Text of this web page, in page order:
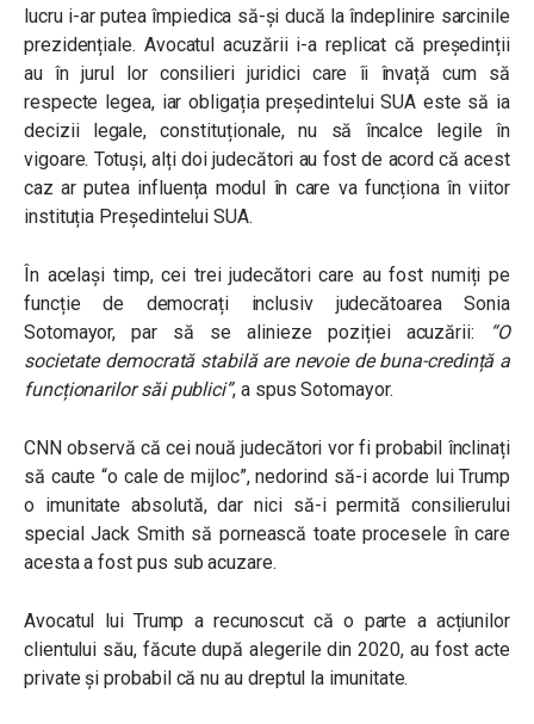
lucru i-ar putea împiedica să-și ducă la îndeplinire sarcinile
prezidențiale. Avocatul acuzării i-a replicat că președinții
au în jurul lor consilieri juridici care îi învață cum să
respecte legea, iar obligația președintelui SUA este să ia
decizii legale, constituționale, nu să încalce legile în
vigoare. Totuși, alți doi judecători au fost de acord că acest
caz ar putea influența modul în care va funcționa în viitor
instituția Președintelui SUA.
În același timp, cei trei judecători care au fost numiți pe
funcție de democrați inclusiv judecătoarea Sonia
Sotomayor, par să se alinieze poziției acuzării:
“O
societate democrată stabilă are nevoie de buna-credință a
funcționarilor săi publici”, a spus Sotomayor.
CNN observă că cei nouă judecători vor fi probabil înclinați
să caute “o cale de mijloc”, nedorind să-i acorde lui Trump
o imunitate absolută, dar nici să-i permită consilierului
special Jack Smith să pornească toate procesele în care
acesta a fost pus sub acuzare.
Avocatul lui Trump a recunoscut că o parte a acțiunilor
clientului său, făcute după alegerile din 2020, au fost acte
private și probabil că nu au dreptul la imunitate.